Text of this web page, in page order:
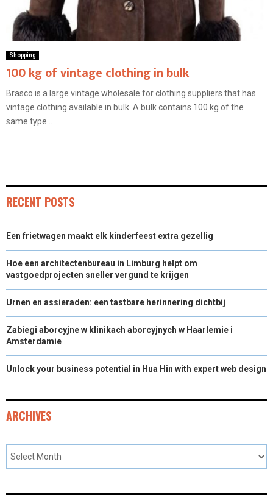
Shopping
100 kg of vintage clothing in bulk
Brasco is a large vintage wholesale for clothing suppliers that has
vintage clothing available in bulk. A bulk contains 100 kg of the
same type...
RECENT POSTS
Een frietwagen maakt elk kinderfeest extra gezellig
Hoe een architectenbureau in Limburg helpt om
vastgoedprojecten sneller vergund te krijgen
Urnen en assieraden: een tastbare herinnering dichtbij
Zabiegi aborcyjne w klinikach aborcyjnych w Haarlemie i
Amsterdamie
Unlock your business potential in Hua Hin with expert web design
ARCHIVES